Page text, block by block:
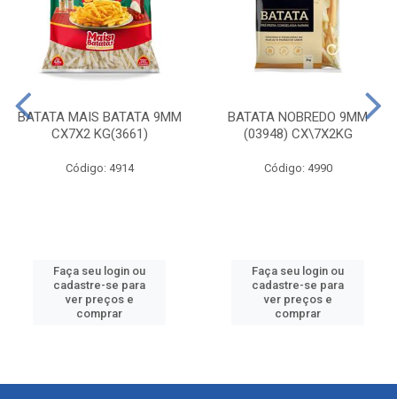
BATATA MAIS BATATA 9MM
CX7X2 KG(3661)
Código: 4914
Faça seu login ou
cadastre-se para
ver preços e
comprar
BATATA NOBREDO 9MM
(03948) CX\7X2KG
Código: 4990
Faça seu login ou
cadastre-se para
ver preços e
comprar